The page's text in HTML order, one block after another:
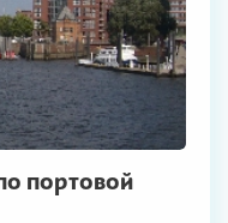
портовой